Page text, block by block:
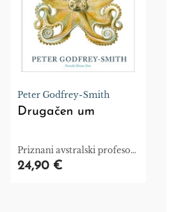
Peter Godfrey-Smith
Drugačen um
Priznani avstralski profesor,
zgodovinar znanosti in
24,90 €